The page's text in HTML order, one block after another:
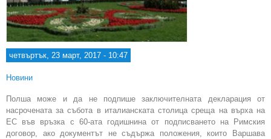
четвъртък, 23 март, 2017 - 10:47
Новини
Полша може и да не подпише заключителната декларация от
насрочената за събота в италианската столица среща на върха на
ЕС във връзка с 60-ата годишнина от подписването на Римския
договор, ако документът не съдържа положения, които Варшава